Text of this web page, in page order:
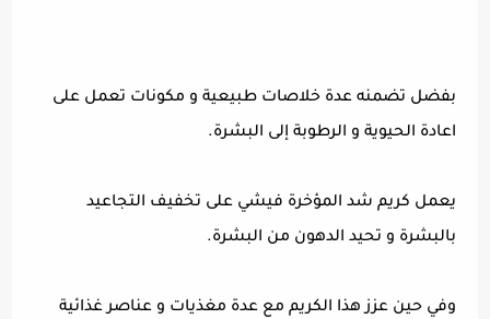
بفضل تضمنه عدة خلاصات طبيعية و مكونات تعمل على
اعادة الحيوية و الرطوبة إلى البشرة.
يعمل كريم شد المؤخرة فيشي على تخفيف التجاعيد
بالبشرة و تحيد الدهون من البشرة.
وفي حين عزز هذا الكريم مع عدة مغذيات و عناصر غذائية